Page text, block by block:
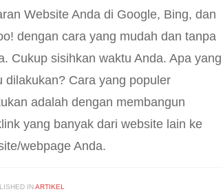
Website Anda di Google, Bing, dan
dengan cara yang mudah dan tanpa
Cukup sisihkan waktu Anda. Apa yang
dilakukan? Cara yang populer
adalah dengan membangun
yang banyak dari website lain ke
webpage Anda.
INARTIKEL